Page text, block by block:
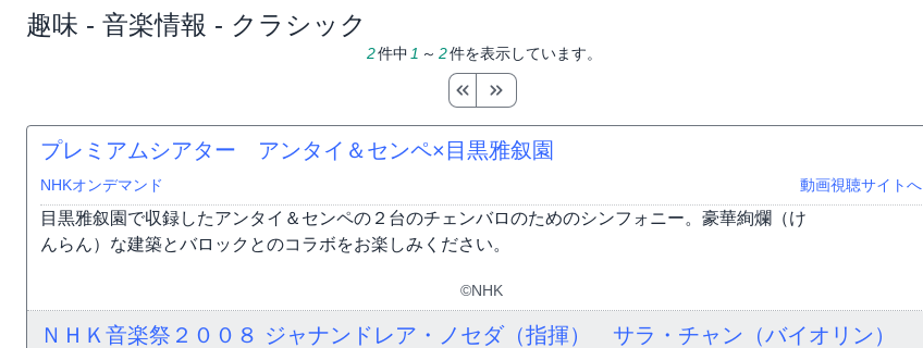
趣味 - 音楽情報 - クラシック
2件中 1 ～ 2件を表示しています。
プレミアムシアター アンタイ＆センペ×目黒雅叙園
NHKオンデマンド 動画視聴サイトへ
目黒雅叙園で収録したアンタイ＆センペの２台のチェンバロのためのシンフォニー。豪華絢爛（け
んらん）な建築とバロックとのコラボをお楽しみください。
©NHK
ＮＨＫ音楽祭２００８ ジャナンドレア・ノセダ（指揮） サラ・チャン（バイオリン）